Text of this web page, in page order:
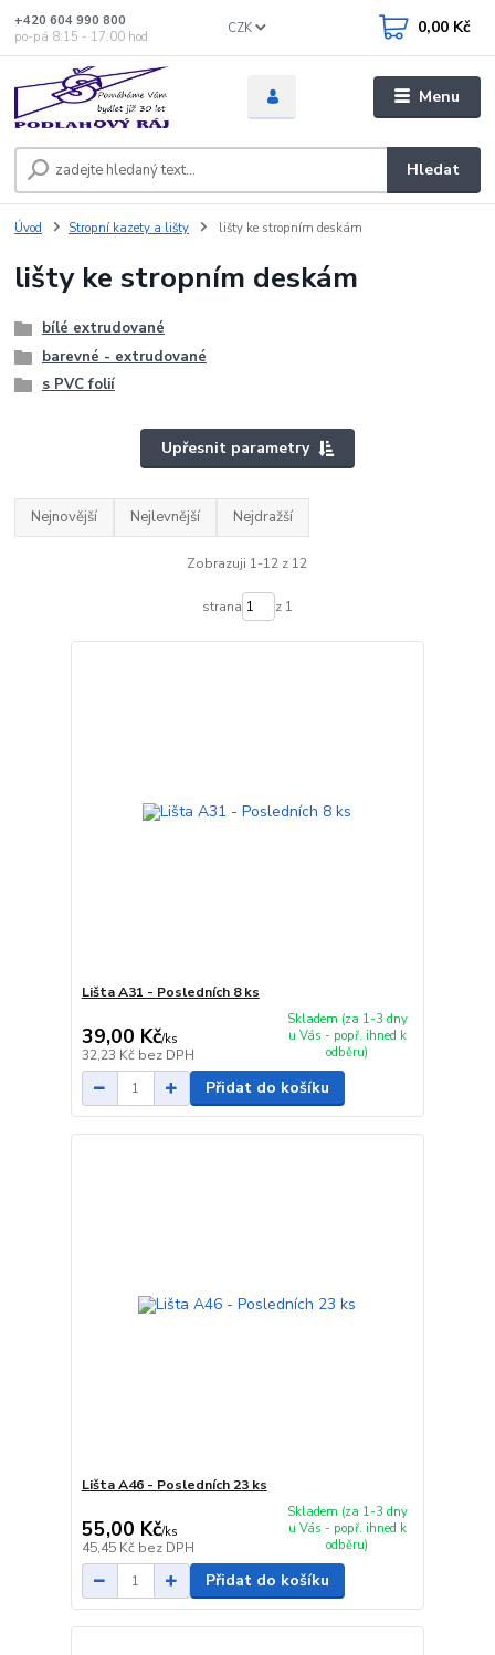
Menu
CZK
Hledat
+420 604 990 800
po-pá 8:15 - 17:00 hod
0,00 Kč
Úvod Stropní kazety a lišty lišty ke stropním deskám
lišty ke stropním deskám
bílé extrudované
barevné - extrudované
s PVC folií
Upřesnit parametry
Nejnovější Nejlevnější Nejdražší
Zobrazuji 1-12 z 12
strana z 1
Lišta A31 - Posledních 8 ks
39,00 Kč/ks
32,23 Kč bez DPH
Skladem (za 1-3 dny
u Vás - popř. ihned k
odběru)
Přidat do košíku
Lišta A46 - Posledních 23 ks
55,00 Kč/ks
45,45 Kč bez DPH
Skladem (za 1-3 dny
u Vás - popř. ihned k
odběru)
Přidat do košíku